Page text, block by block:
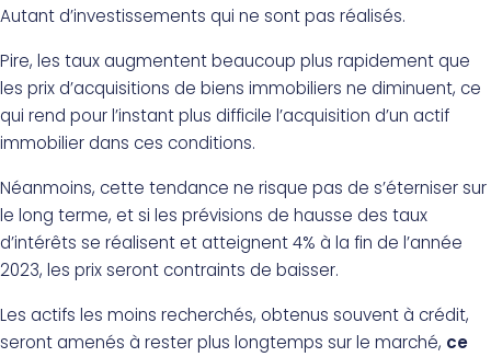
Autant d’investissements qui ne sont pas réalisés.
Pire, les taux augmentent beaucoup plus rapidement que
les prix d’acquisitions de biens immobiliers ne diminuent, ce
qui rend pour l’instant plus difficile l’acquisition d’un actif
immobilier dans ces conditions.
Néanmoins, cette tendance ne risque pas de s’éterniser sur
le long terme, et si les prévisions de hausse des taux
d’intérêts se réalisent et atteignent 4% à la fin de l’année
2023, les prix seront contraints de baisser.
Les actifs les moins recherchés, obtenus souvent à crédit,
seront amenés à rester plus longtemps sur le marché, ce